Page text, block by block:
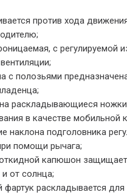
против хода
с регулируемой
с полозьями
раскладывающиеся
в качестве мобильной
наклона подголовника
помощи рычага;
капюшон
от солнца;
раскладывается